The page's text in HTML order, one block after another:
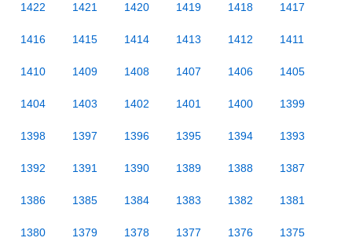
1422 1421 1420 1419 1418 1417
1416 1415 1414 1413 1412 1411
1410 1409 1408 1407 1406 1405
1404 1403 1402 1401 1400 1399
1398 1397 1396 1395 1394 1393
1392 1391 1390 1389 1388 1387
1386 1385 1384 1383 1382 1381
1380 1379 1378 1377 1376 1375